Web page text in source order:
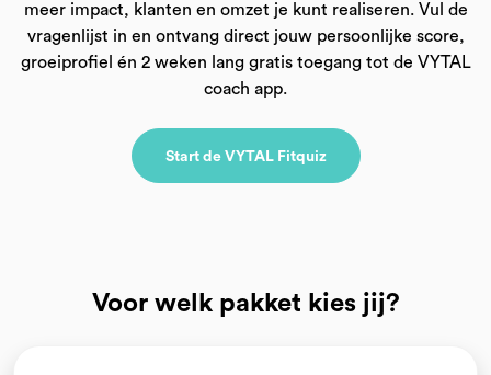
meer impact, klanten en omzet je kunt realiseren. Vul de
vragenlijst in en ontvang direct jouw persoonlijke score,
groeiprofiel én 2 weken lang gratis toegang tot de VYTAL
coach app.
Start de VYTAL Fitquiz
Voor welk pakket kies jij?